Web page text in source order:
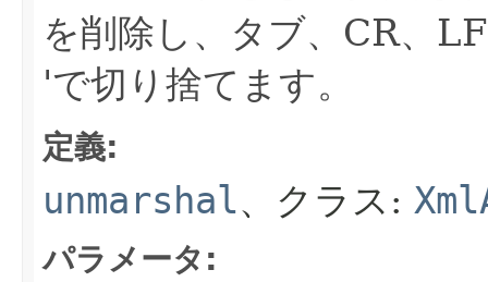
を削除し、タブ、CR、
'で切り捨てます。
定義:
unmarshal、クラス:
パラメータ: